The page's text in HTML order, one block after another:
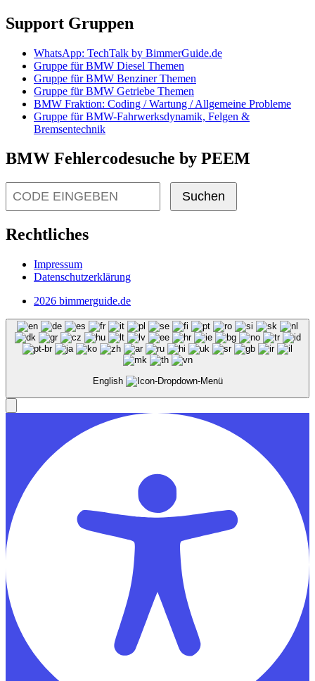
Support Gruppen
WhatsApp: TechTalk by BimmerGuide.de
Gruppe für BMW Diesel Themen
Gruppe für BMW Benziner Themen
Gruppe für BMW Getriebe Themen
BMW Fraktion: Coding / Wartung / Allgemeine Probleme
Gruppe für BMW-Fahrwerksdynamik, Felgen &
Bremsentechnik
BMW Fehlercodesuche by PEEM
Suchen
Rechtliches
Impressum
Datenschutzerklärung
2026 bimmerguide.de
English